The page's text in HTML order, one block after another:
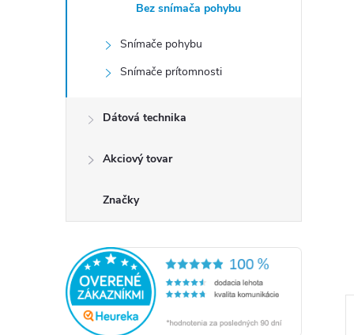
Bez snímača pohybu
Snímače pohybu
Snímače prítomnosti
Dátová technika
Akciový tovar
Značky